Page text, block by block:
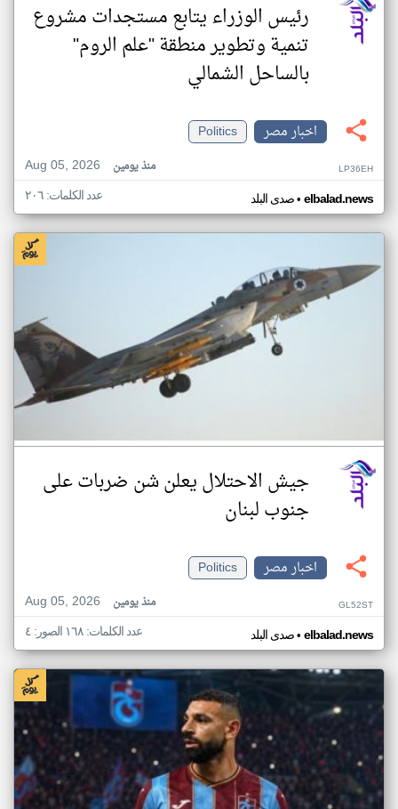
رئيس الوزراء يتابع مستجدات مشروع
تنمية وتطوير منطقة "علم الروم"
بالساحل الشمالي
اخبار مصر
Politics
Aug 05, 2026
منذ يومين LP36EH
صدى البلد• elbalad.news عدد الكلمات: ٢٠٦
جيش الاحتلال يعلن شن ضربات على
جنوب لبنان
اخبار مصر
Politics
Aug 05, 2026
منذ يومين GL52ST
صدى البلد• elbalad.news عدد الكلمات: ١٦٨ الصور: ٤